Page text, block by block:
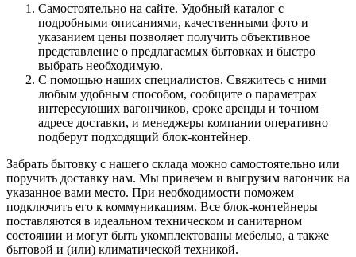
Самостоятельно на сайте. Удобный каталог с
подробными описаниями, качественными фото и
указанием цены позволяет получить объективное
представление о предлагаемых бытовках и быстро
выбрать необходимую.
С помощью наших специалистов. Свяжитесь с ними
любым удобным способом, сообщите о параметрах
интересующих вагончиков, сроке аренды и точном
адресе доставки, и менеджеры компании оперативно
подберут подходящий блок-контейнер.
Забрать бытовку с нашего склада можно самостоятельно или
поручить доставку нам. Мы привезем и выгрузим вагончик на
указанное вами место. При необходимости поможем
подключить его к коммуникациям. Все блок-контейнеры
поставляются в идеальном техническом и санитарном
состоянии и могут быть укомплектованы мебелью, а также
бытовой и (или) климатической техникой.